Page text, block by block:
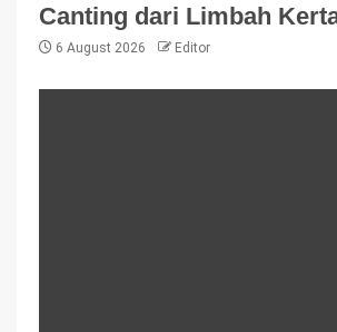
Canting dari Limbah
6 August 2026 Editor